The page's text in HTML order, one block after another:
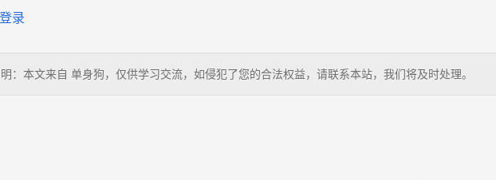
登录
：本文来自 单身狗，仅供学习交流，如侵犯了您的合法权益，请联系本站，我们将及时处理。